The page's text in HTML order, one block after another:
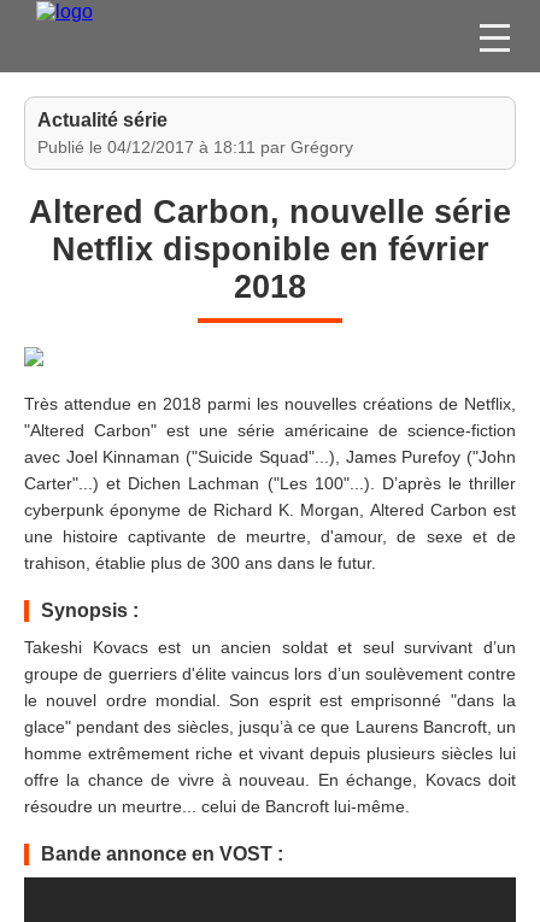
FILMS
JEUX VIDÉO
CONCOURS
MEMBRE
Actualité série
Publié le 04/12/2017 à 18:11 par Grégory
Altered Carbon, nouvelle série
Netflix disponible en février
2018
Très attendue en 2018 parmi les nouvelles créations de Netflix,
"Altered Carbon" est une série américaine de science-fiction
avec Joel Kinnaman ("Suicide Squad"...), James Purefoy ("John
Carter"...) et Dichen Lachman ("Les 100"...). D’après le thriller
cyberpunk éponyme de Richard K. Morgan, Altered Carbon est
une histoire captivante de meurtre, d'amour, de sexe et de
trahison, établie plus de 300 ans dans le futur.
Synopsis :
Takeshi Kovacs est un ancien soldat et seul survivant d’un
groupe de guerriers d'élite vaincus lors d’un soulèvement contre
le nouvel ordre mondial. Son esprit est emprisonné "dans la
glace" pendant des siècles, jusqu’à ce que Laurens Bancroft, un
homme extrêmement riche et vivant depuis plusieurs siècles lui
offre la chance de vivre à nouveau. En échange, Kovacs doit
résoudre un meurtre... celui de Bancroft lui-même.
Bande annonce en VOST :